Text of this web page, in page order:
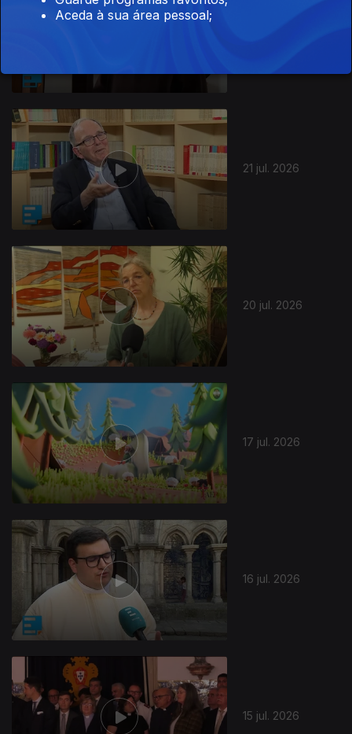
21 jul. 2026
20 jul. 2026
17 jul. 2026
16 jul. 2026
15 jul. 2026
Aceda à sua área pessoal;